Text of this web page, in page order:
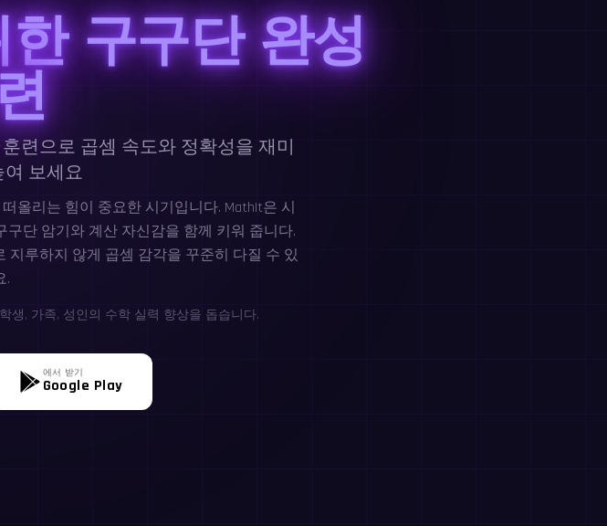
구구단 완성
련으로 곱셈 속도와 정확성을 재미
보세요
올리는 힘이 중요한 시기입니다. MathIt은 시
단 암기와 계산 자신감을 함께 키워 줍니다.
루하지 않게 곱셈 감각을 꾸준히 다질 수 있
.
생, 가족, 성인의 수학 실력 향상을 돕습니다.
에서 받기
Google Play